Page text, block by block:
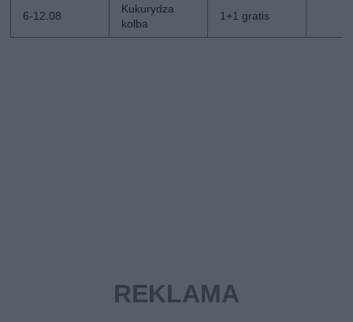
6-12.08
Kukurydza
kolba
1+1 gratis